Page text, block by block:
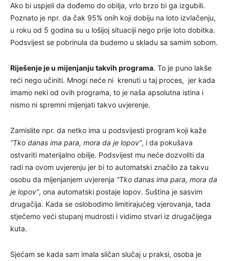
Ako bi uspjeli da dođemo do obilja, vrlo brzo bi ga izgubili.
Poznato je npr. da čak 95% onih koji dobiju na loto izvlačenju,
u roku od 5 godina su u lošijoj situaciji nego prije loto dobitka.
Podsvijest se pobrinula da budemo u skladu sa samim sobom.
Riješenje je u mijenjanju takvih programa. To je puno lakše
reći nego učiniti. Mnogi neće ni krenuti u taj proces, jer kada
imamo neki od ovih programa, to je naša apsolutna istina i
nismo ni spremni mijenjati takvo uvjerenje.
Zamislite npr. da netko ima u podsvijesti program koji kaže
“Tko danas ima para, mora da je lopov”, i da pokušava
ostvariti materijalno obilje. Podsvijest mu neće dozvoliti da
radi na ovom uvjerenju jer bi to automatski značilo za takvu
osobu da mijenjanjem uvjerenja “Tko danas ima para, mora da
je lopov”, ona automatski postaje lopov. Suština je sasvim
drugačija. Kada se oslobodimo limitirajućeg vjerovanja, tada
stječemo veći stupanj mudrosti i vidimo stvari iz drugačijega
kuta.
Sjećam se kada sam imala sličan slučaj u praksi, osoba je